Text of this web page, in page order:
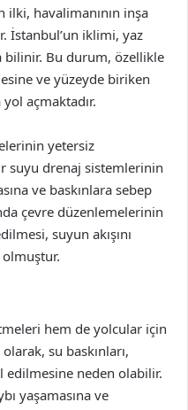
havalimanının inşa
İstanbul’un iklimi, yaz
bilinir. Bu durum, özellikle
ve yüzeyde biriken
açmaktadır.
yetersiz
suyu drenaj sistemlerinin
ve baskınlara sebep
çevre düzenlemelerinin
suyun akışını
hem de yolcular için
su baskınları,
edilmesine neden olabilir.
yaşamasına ve